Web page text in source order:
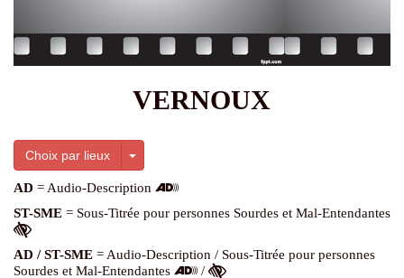
VERNOUX
Choix par lieux Toggle Dropdown
AD = Audio-Description
ST-SME = Sous-Titrée pour personnes Sourdes et Mal-Entendantes
AD / ST-SME = Audio-Description / Sous-Titrée pour personnes
Sourdes et Mal-Entendantes
/